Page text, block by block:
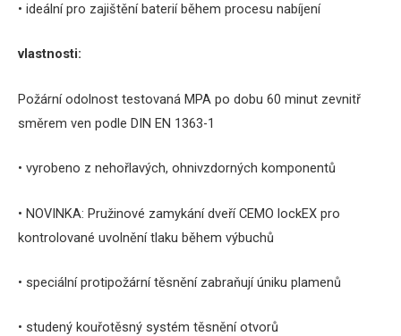
• ideální pro zajištění baterií během procesu nabíjení
vlastnosti:
Požární odolnost testovaná MPA po dobu 60 minut zevnitř
směrem ven podle DIN EN 1363-1
• vyrobeno z nehořlavých, ohnivzdorných komponentů
• NOVINKA: Pružinové zamykání dveří CEMO lockEX pro
kontrolované uvolnění tlaku během výbuchů
• speciální protipožární těsnění zabraňují úniku plamenů
• studený kouřotěsný systém těsnění otvorů